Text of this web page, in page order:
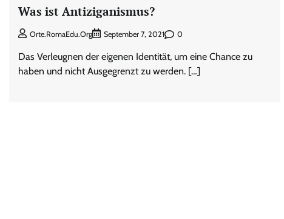
Was ist Antiziganismus?
Orte.RomaEdu.org September 7, 2021 0
Das Verleugnen der eigenen Identität, um eine Chance zu
haben und nicht Ausgegrenzt zu werden. […]